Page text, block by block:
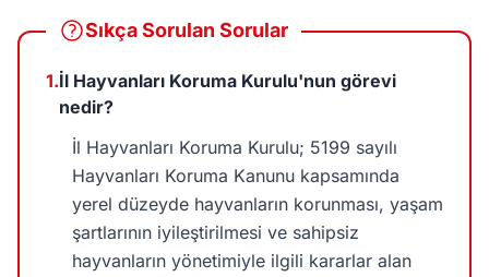
Sıkça Sorulan Sorular
1.İl Hayvanları Koruma Kurulu'nun görevi
nedir?
İl Hayvanları Koruma Kurulu; 5199 sayılı
Hayvanları Koruma Kanunu kapsamında
yerel düzeyde hayvanların korunması, yaşam
şartlarının iyileştirilmesi ve sahipsiz
hayvanların yönetimiyle ilgili kararlar alan